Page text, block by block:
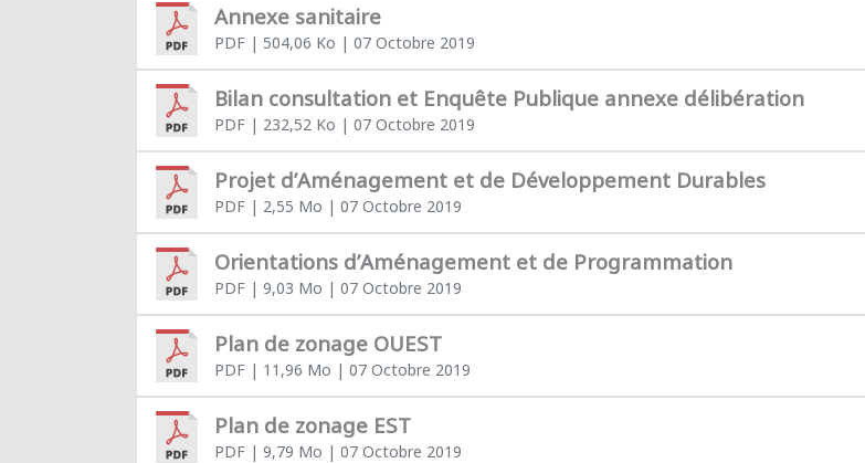
Annexe sanitaire
PDF| 504,06 Ko | 07 Octobre 2019
Bilan consultation et Enquête Publique annexe délibération
PDF| 232,52 Ko | 07 Octobre 2019
Projet d’Aménagement et de Développement Durables
PDF| 2,55 Mo | 07 Octobre 2019
Orientations d’Aménagement et de Programmation
PDF| 9,03 Mo | 07 Octobre 2019
Plan de zonage OUEST
PDF| 11,96 Mo | 07 Octobre 2019
Plan de zonage EST
PDF| 9,79 Mo | 07 Octobre 2019